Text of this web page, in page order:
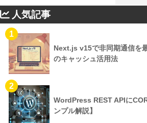
人気記事
1
Next.js v15で非同期通信を
のキャッシュ活用法
2
WordPress REST APIに
ンプル解説】